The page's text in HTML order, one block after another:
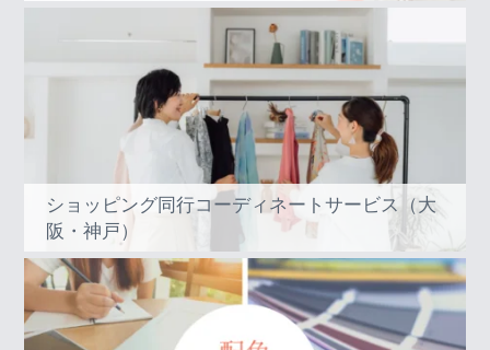
ショッピング同行コーディネートサービス（大
阪・神戸）